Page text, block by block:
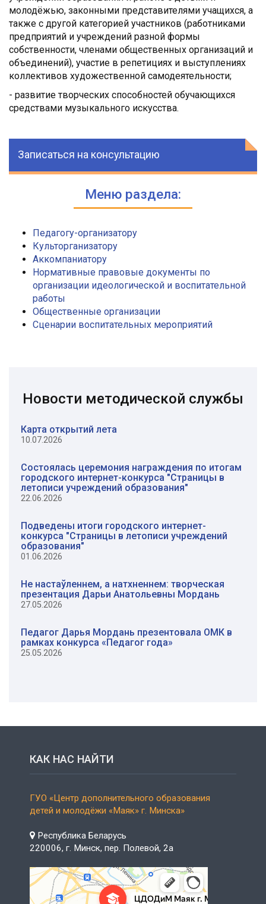
молодёжью, законными представителями учащихся, а
также с другой категорией участников (работниками
предприятий и учреждений разной формы
собственности, членами общественных организаций и
объединений), участие в репетициях и выступлениях
коллективов художественной самодеятельности;
- развитие творческих способностей обучающихся
средствами музыкального искусства.
Записаться на консультацию
Меню раздела:
Педагогу-организатору
Культорганизатору
Аккомпаниатору
Нормативные правовые документы по
организации идеологической и воспитательной
работы
Общественные организации
Сценарии воспитательных мероприятий
Новости методической службы
Карта открытий лета
10.07.2026
Состоялась церемония награждения по итогам
городского интернет-конкурса "Страницы в
летописи учреждений образования"
22.06.2026
Подведены итоги городского интернет-
конкурса "Страницы в летописи учреждений
образования"
01.06.2026
Не настаўленнем, а натхненнем: творческая
презентация Дарьи Анатольевны Мордань
27.05.2026
Педагог Дарья Мордань презентовала ОМК в
рамках конкурса «Педагог года»
25.05.2026
КАК НАС НАЙТИ
ГУО «Центр дополнительного образования
детей и молодёжи «Маяк» г. Минска»
Республика Беларусь
220006, г. Минск, пер. Полевой, 2а